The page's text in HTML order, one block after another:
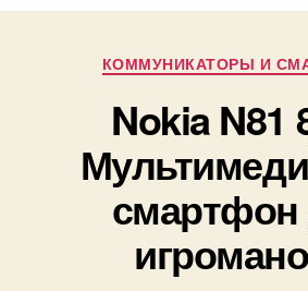
КОММУНИКАТОРЫ И
Nokia N81
смартфон